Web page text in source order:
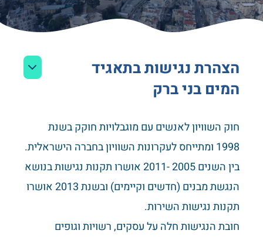
הצהרת נגישות בתאגיד
המים בני ברק
חוק השוויון לאנשים עם מוגבלויות חוקק בשנת
1998 ומתייחס לעקרונות השוויון בחברה הישראלית.
בין השנים 2005 -2011 אושרו תקנות נגישות בנושא
הנגשת מבנים (חדשים וקיימים) ובשנת 2013 אושרו
תקנות נגישות השירות.
חובת הנגישות חלה על עסקים, רשויות וגופים